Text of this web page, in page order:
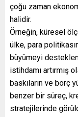
çoğu zaman
halidir.
Örneğin, küresel
ülke, para
büyümeyi
istihdamı artırmış
baskıların ve borç
benzer bir süreç,
stratejilerinde